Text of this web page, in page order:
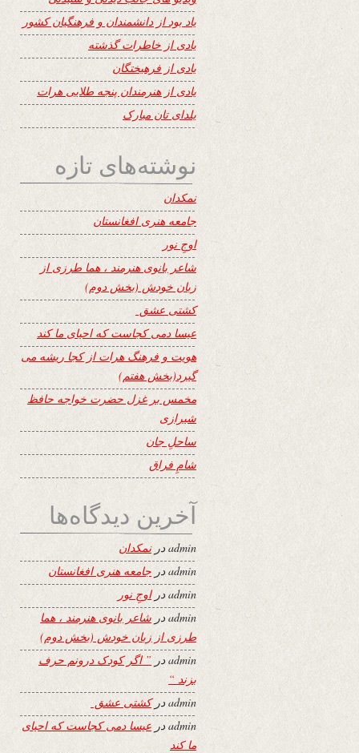
یاد بود از دانشمندان و فرهنگیان کشور
یادی از خاطرات گذشته
یادی از فرهیختگان
یادی از هنرمندان پنجه طلایی هرات
یلدای تان مبارک
نوشته‌های تازه
نمکدان
جامعه هنری افغانستان
اوجِ نور
شاعر بانوی هنرمند ، هما طرزی از
زبان خودش (بخش دوم)
کشتی عشق
عیسا دمی کجاست که احیای ما کند
هویت و فرهنگ هرات از کجا ریشه می
گیرد(بخش هفتم)
مخمس بر غزل حضرت خواجه حافظ
شیرازی
ساحلِ جان
شامِ فراق
آخرین دیدگاه‌ها
adminدرنمکدان
adminدر جامعه هنری افغانستان
adminدراوجِ نور
adminدر شاعر بانوی هنرمند ، هما
طرزی از زبان خودش (بخش دوم)
adminدر ” اگر کودک درونم حرف
بزند “
adminدرکشتی عشق
adminدر عیسا دمی کجاست که احیای
ما کند